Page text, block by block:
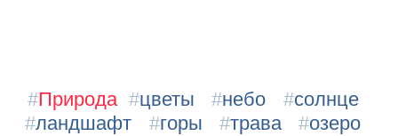
#Природа #цветы #небо #солнце
#ландшафт #горы #трава #озеро